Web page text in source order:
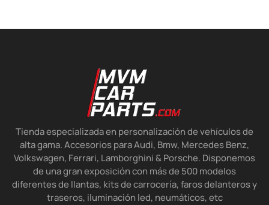
Tienda especializada en personalización de vehículos de
alta gama. Accesorios para Audi, Bmw, Mercedes Benz,
Volkswagen, Ferrari, Lamborghini & Porsche. Disponemos
de una gran exposición con más de 500 modelos
diferentes de llantas, kits de carrocería, faros delanteros y
traseros, iluminación led, neumáticos, etc